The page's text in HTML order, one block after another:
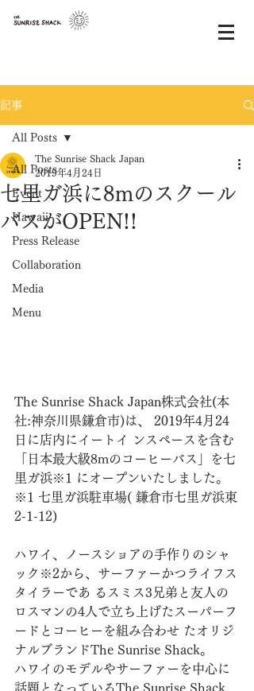
記事
All Posts
Event
Hawaii
Press Release
Collaboration
Media
Menu
All Posts
七里ガ浜に8mのスクール
バスがOPEN!!
The Sunrise Shack Japan
2019年4月24日
The Sunrise Shack Japan株式会社(本
社:神奈川県鎌倉市)は、 2019年4月24
日に店内にイートイ ンスペースを含む
「日本最大級8mのコーヒーバス」を七
里ガ浜※1 にオープンいたしました。
※1 七里ガ浜駐車場( 鎌倉市七里ガ浜東
2-1-12)
ハワイ、ノースショアの手作りのシャ
ック※2から、サーファーかつライフス
タイラーであ るスミス3兄弟と友人の
ロスマンの4人で立ち上げたスーパーフ
ードとコーヒーを組み合わせ たオリジ
ナルブランドThe Sunrise Shack。
ハワイのモデルやサーファーを中心に
話題となっているThe Sunrise Shack